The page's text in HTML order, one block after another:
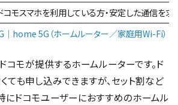
コモスマホを利用している方・安定した通信を
｜home 5G（ホームルーター／家庭用Wi-Fi）
コモが提供するホームルーターです。ド
ても申し込みできますが、セット割など
にドコモユーザーにおすすめのホームル